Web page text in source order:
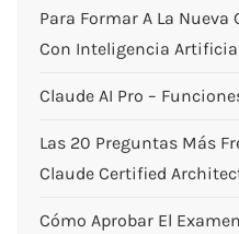
Para Formar A La
Con Inteligencia
Claude AI Pro –
Las 20 Preguntas Más
Claude Certified
Cómo Aprobar El